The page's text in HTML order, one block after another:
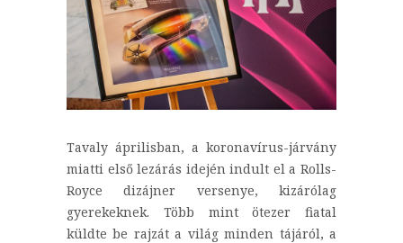
Tavaly áprilisban, a koronavírus-járvány
miatti első lezárás idején indult el a Rolls-
Royce dizájner versenye, kizárólag
gyerekeknek. Több mint ötezer fiatal
küldte be rajzát a világ minden tájáról, a